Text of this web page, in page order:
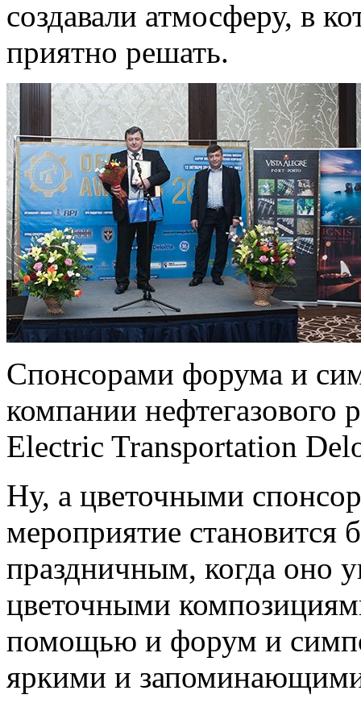
создавали атмосферу, в
приятно решать.
Спонсорами форума и
компании
Electric Transportation
Ну, а цветочными
мероприятие становится
праздничным, когда оно
цветочными
помощью и форум и
яркими и